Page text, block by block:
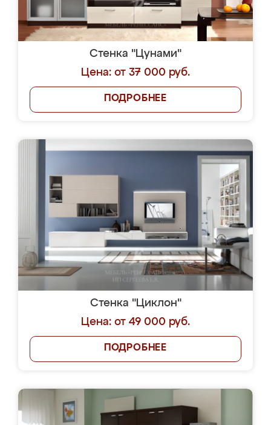
Стенка "Цунами"
Цена: от 37 000 руб.
ПОДРОБНЕЕ
Стенка "Циклон"
Цена: от 49 000 руб.
ПОДРОБНЕЕ